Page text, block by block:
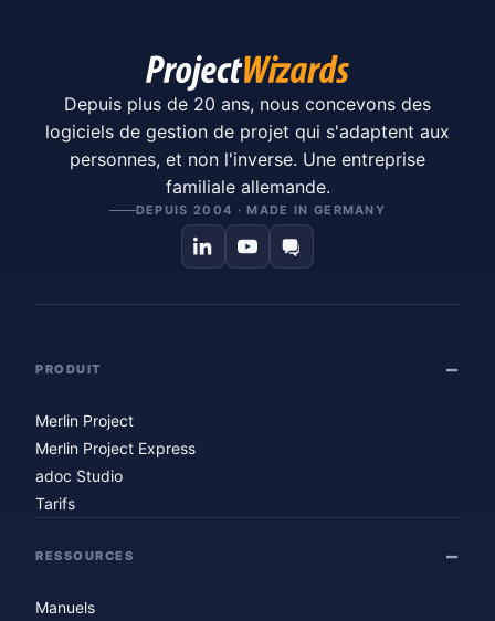
Depuis plus de 20 ans, nous concevons des
logiciels de gestion de projet qui s'adaptent aux
personnes, et non l'inverse. Une entreprise
familiale allemande.
DEPUIS 2004 · MADE IN GERMANY
PRODUIT
Merlin Project
Merlin Project Express
adoc Studio
Tarifs
RESSOURCES
Manuels